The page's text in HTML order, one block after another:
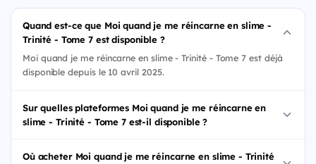
Quand est-ce que Moi quand je me réincarne en slime -
Trinité - Tome 7 est disponible ?
Moi quand je me réincarne en slime - Trinité - Tome 7 est déjà
disponible depuis le 10 avril 2025.
Sur quelles plateformes Moi quand je me réincarne en
slime - Trinité - Tome 7 est-il disponible ?
Où acheter Moi quand je me réincarne en slime - Trinité